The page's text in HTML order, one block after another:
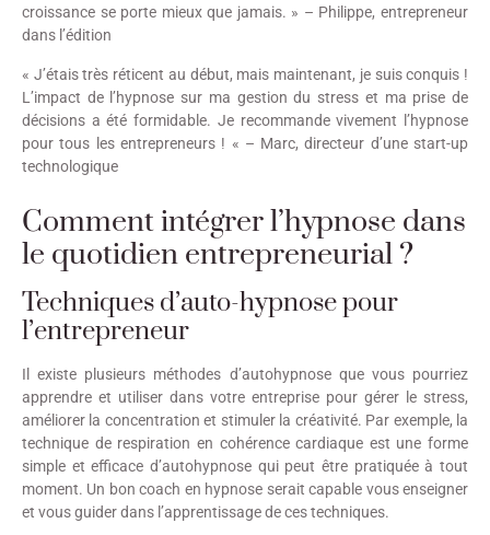
croissance se porte mieux que jamais. » – Philippe, entrepreneur
dans l’édition
« J’étais très réticent au début, mais maintenant, je suis conquis !
L’impact de l’hypnose sur ma gestion du stress et ma prise de
décisions a été formidable. Je recommande vivement l’hypnose
pour tous les entrepreneurs ! « – Marc, directeur d’une start-up
technologique
Comment intégrer l’hypnose dans
le quotidien entrepreneurial ?
Techniques d’auto-hypnose pour
l’entrepreneur
Il existe plusieurs méthodes d’autohypnose que vous pourriez
apprendre et utiliser dans votre entreprise pour gérer le stress,
améliorer la concentration et stimuler la créativité. Par exemple, la
technique de respiration en cohérence cardiaque est une forme
simple et efficace d’autohypnose qui peut être pratiquée à tout
moment. Un bon coach en hypnose serait capable vous enseigner
et vous guider dans l’apprentissage de ces techniques.